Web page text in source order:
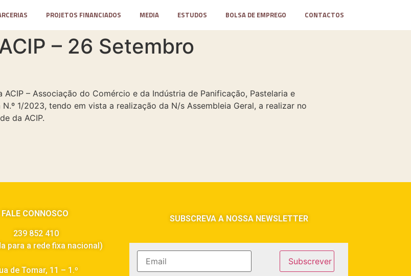
PROJETOS FINANCIADOS MEDIA ESTUDOS BOLSA DE EMPREGO CONTACTOS
– 26 Setembro
– Associação do Comércio e da Indústria de Panificação, Pastelaria e
1/2023, tendo em vista a realização da N/s Assembleia Geral, a realizar no
da ACIP.
FALE CONNOSCO
239 852 410
para a rede fixa nacional)
de Tomar, 11 – 1.º
SUBSCREVA A NOSSA NEWSLETTER